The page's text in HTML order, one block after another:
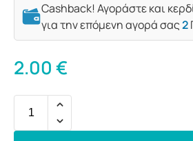
Cashback! Αγοράστε και
για την επόμενη αγορά σας2
2.00€